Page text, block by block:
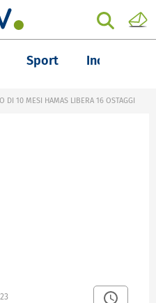
Sport Inchieste
DI 10 MESI HAMAS LIBERA 16 OSTAGGI